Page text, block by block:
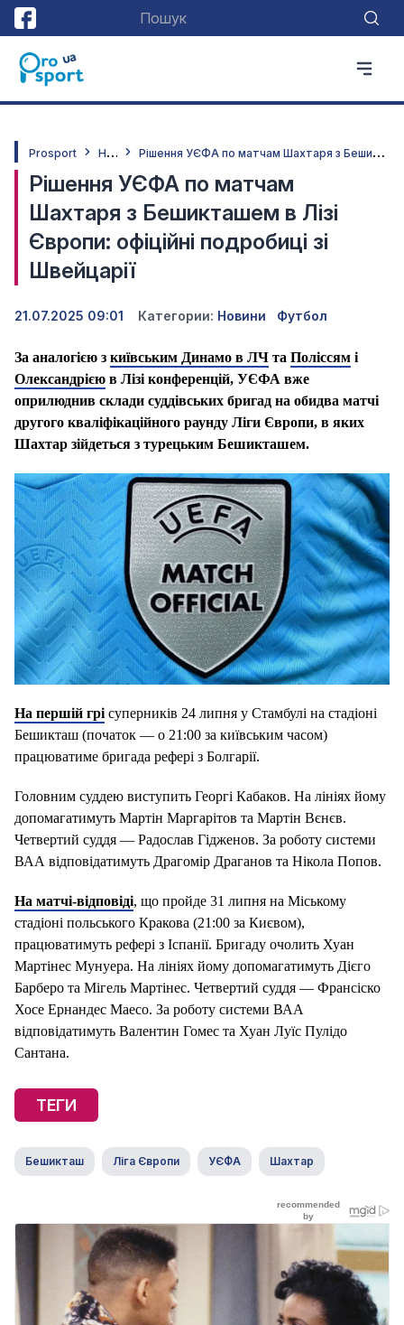
Prosport Н
овини Р
ішення УЄФА по матчам Шахтаря з Бешикташем в Лізі Європи: офіційні подробиці зі Швейцарії
Рішення УЄФА по матчам
Шахтаря з Бешикташем в Лізі
Європи: офіційні подробиці зі
Швейцарії
21.07.2025 09:01 Категории: Новини Футбол
За аналогією з київським Динамо в ЛЧ та Поліссям і
Олександрією в Лізі конференцій, УЄФА вже
оприлюднив склади суддівських бригад на обидва матчі
другого кваліфікаційного раунду Ліги Європи, в яких
Шахтар зійдеться з турецьким Бешикташем.
На першій грі суперників 24 липня у Стамбулі на стадіоні
Бешикташ (початок — о 21:00 за київським часом)
працюватиме бригада рефері з Болгарії.
Головним суддею виступить Георгі Кабаков. На лініях йому
допомагатимуть Мартін Маргарітов та Мартін Вєнєв.
Четвертий суддя — Радослав Гідженов. За роботу системи
ВАА відповідатимуть Драгомір Драганов та Нікола Попов.
На матчі-відповіді, що пройде 31 липня на Міському
стадіоні польського Кракова (21:00 за Києвом),
працюватимуть рефері з Іспанії. Бригаду очолить Хуан
Мартінес Мунуера. На лініях йому допомагатимуть Дієго
Барберо та Мігель Мартінес. Четвертий суддя — Франсіско
Хосе Ернандес Маесо. За роботу системи ВАА
відповідатимуть Валентин Гомес та Хуан Луїс Пулідо
Сантана.
ТЕГИ
Бешикташ Ліга Європи УЄФА Шахтар